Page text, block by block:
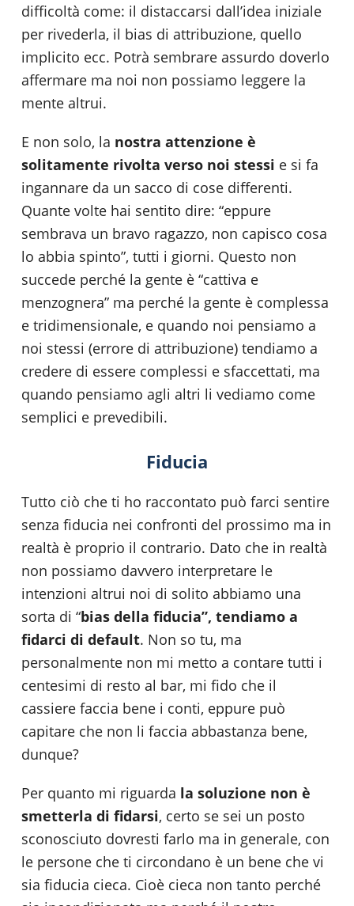
difficoltà come: il distaccarsi dall’idea iniziale
per rivederla, il bias di attribuzione, quello
implicito ecc. Potrà sembrare assurdo doverlo
affermare ma noi non possiamo leggere la
mente altrui.
E non solo, la nostra attenzione è
solitamente rivolta verso noi stessi e si fa
ingannare da un sacco di cose differenti.
Quante volte hai sentito dire: “eppure
sembrava un bravo ragazzo, non capisco cosa
lo abbia spinto”, tutti i giorni. Questo non
succede perché la gente è “cattiva e
menzognera” ma perché la gente è complessa
e tridimensionale, e quando noi pensiamo a
noi stessi (errore di attribuzione) tendiamo a
credere di essere complessi e sfaccettati, ma
quando pensiamo agli altri li vediamo come
semplici e prevedibili.
Fiducia
Tutto ciò che ti ho raccontato può farci sentire
senza fiducia nei confronti del prossimo ma in
realtà è proprio il contrario. Dato che in realtà
non possiamo davvero interpretare le
intenzioni altrui noi di solito abbiamo una
sorta di “bias della fiducia”, tendiamo a
fidarci di default. Non so tu, ma
personalmente non mi metto a contare tutti i
centesimi di resto al bar, mi fido che il
cassiere faccia bene i conti, eppure può
capitare che non li faccia abbastanza bene,
dunque?
Per quanto mi riguarda la soluzione non è
smetterla di fidarsi, certo se sei un posto
sconosciuto dovresti farlo ma in generale, con
le persone che ti circondano è un bene che vi
sia fiducia cieca. Cioè cieca non tanto perché